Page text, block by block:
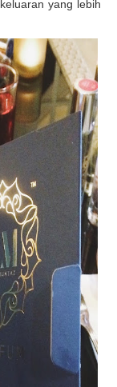
yang lebih